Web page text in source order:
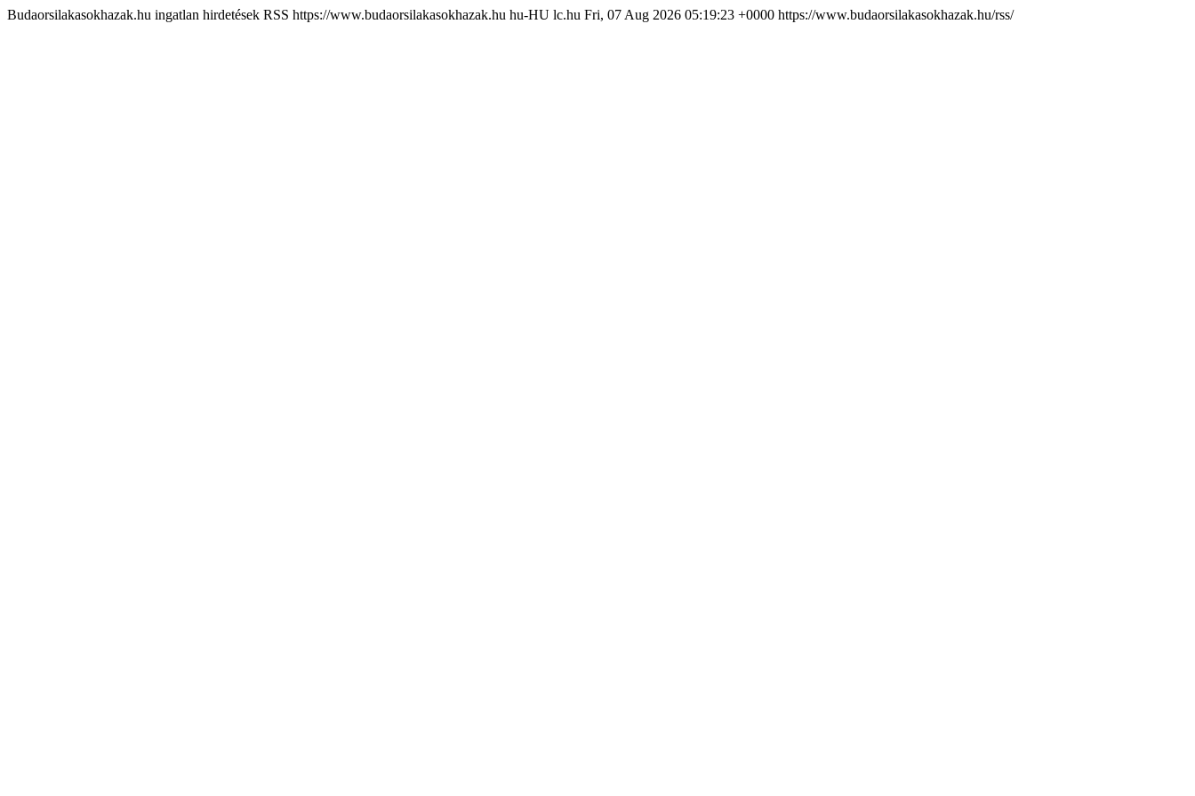
Budaorsilakasokhazak.hu ingatlan hirdetések RSS https://www.budaorsilakasokhazak.hu hu-HU lc.hu Fri, 07 Aug 2026 05:19:23 +0000 https://www.budaorsilakasokhazak.hu/rss/